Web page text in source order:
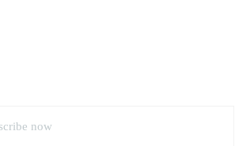
now.